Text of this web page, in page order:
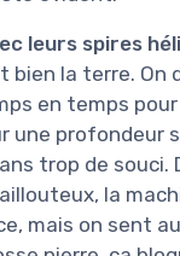
leurs spires
la terre. On
en temps
une profondeur
trop de souci.
la
mais on sent